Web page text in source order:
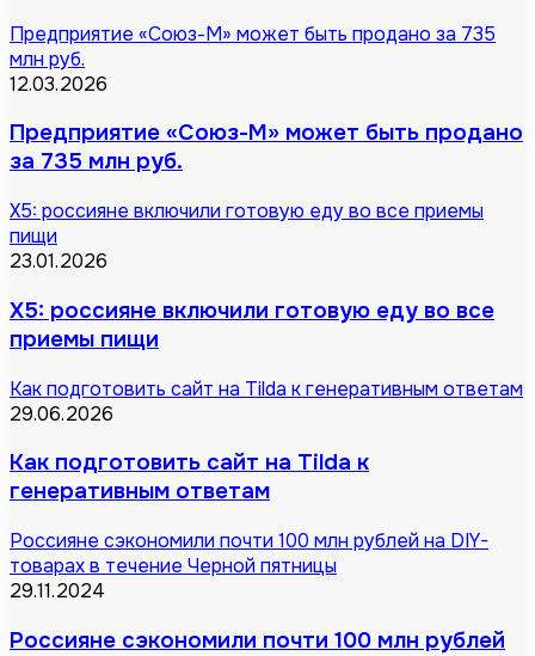
Предприятие «Союз-М» может быть продано за 735
млн руб.
12.03.2026
Предприятие «Союз-М» может быть продано
за 735 млн руб.
X5: россияне включили готовую еду во все приемы
пищи
23.01.2026
X5: россияне включили готовую еду во все
приемы пищи
Как подготовить сайт на Tilda к генеративным ответам
29.06.2026
Как подготовить сайт на Tilda к
генеративным ответам
Россияне сэкономили почти 100 млн рублей на DIY-
товарах в течение Черной пятницы
29.11.2024
Россияне сэкономили почти 100 млн рублей